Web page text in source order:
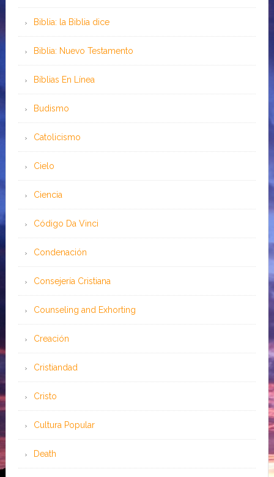
Biblia: la Biblia dice
Biblia: Nuevo Testamento
Bíblias En Línea
Budismo
Catolicismo
Cielo
Ciencia
Código Da Vinci
Condenación
Consejería Cristiana
Counseling and Exhorting
Creación
Cristiandad
Cristo
Cultura Popular
Death